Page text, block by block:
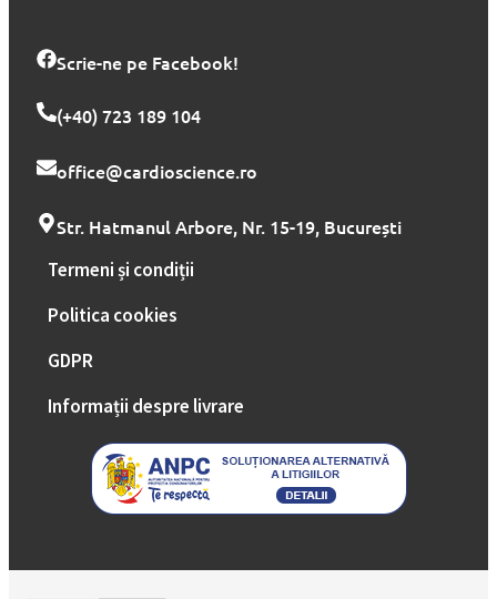
Scrie-ne pe Facebook!
(+40) 723 189 104
office@cardioscience.ro
Str. Hatmanul Arbore, Nr. 15-19, București
Termeni și condiții
Politica cookies
GDPR
Informații despre livrare